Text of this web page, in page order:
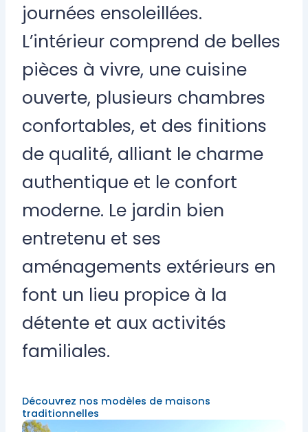
journées ensoleillées.
L’intérieur comprend de belles
pièces à vivre, une cuisine
ouverte, plusieurs chambres
confortables, et des finitions
de qualité, alliant le charme
authentique et le confort
moderne. Le jardin bien
entretenu et ses
aménagements extérieurs en
font un lieu propice à la
détente et aux activités
familiales.
Découvrez nos modèles de maisons
traditionnelles